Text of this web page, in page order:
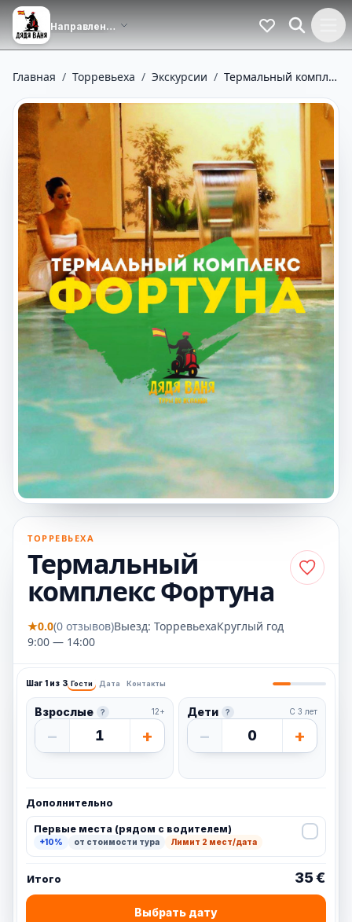
Главная / Торревьеха / Экскурсии / Термальный комплекс Фортуна
ТОРРЕВЬЕХА
Термальный
комплекс Фортуна
★0.0(0 отзывов)Выезд: ТорревьехаКруглый год
9:00 — 14:00
Шаг 1 из 3 Гости Дата Контакты
Взрослые ? 12+
− 1 +
Дети ? С 3 лет
− 0 +
Дополнительно
Первые места (рядом с водителем)
+10% от стоимости тура Лимит 2 мест/дата
Итого 35 €
Выбрать дату